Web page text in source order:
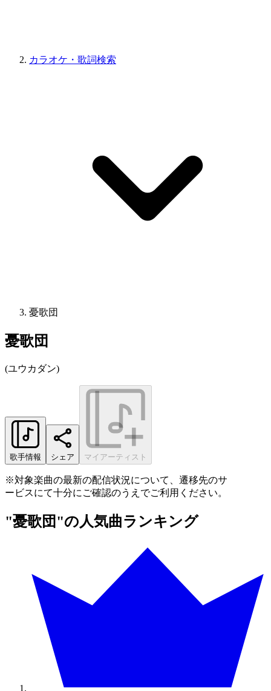
カラオケ・歌詞検索
憂歌団
憂歌団
(ユウカダン)
歌手情報 シェア マイアーティスト
※対象楽曲の最新の配信状況について、遷移先のサ
ービスにて十分にご確認のうえでご利用ください。
"憂歌団"の人気曲ランキング